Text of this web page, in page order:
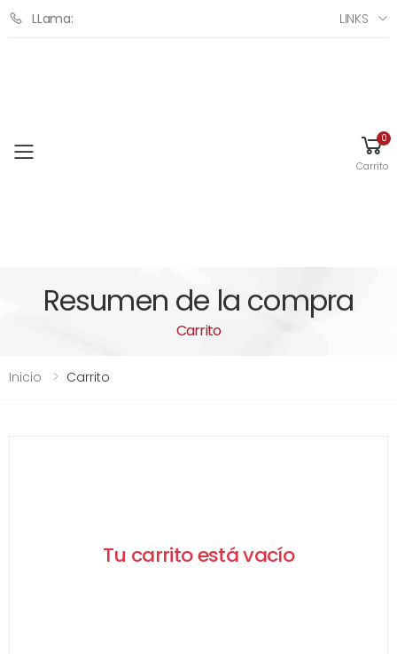
LLama: LINKS
Toggle mobile menu
0
Carrito
Resumen de la compra
Carrito
Inicio Carrito
Tu carrito está vacío